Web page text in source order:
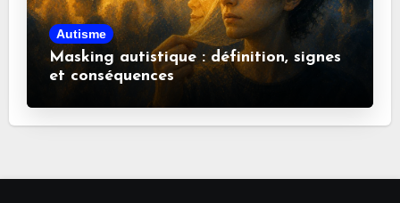
Autisme
Masking autistique : définition, signes
et conséquences